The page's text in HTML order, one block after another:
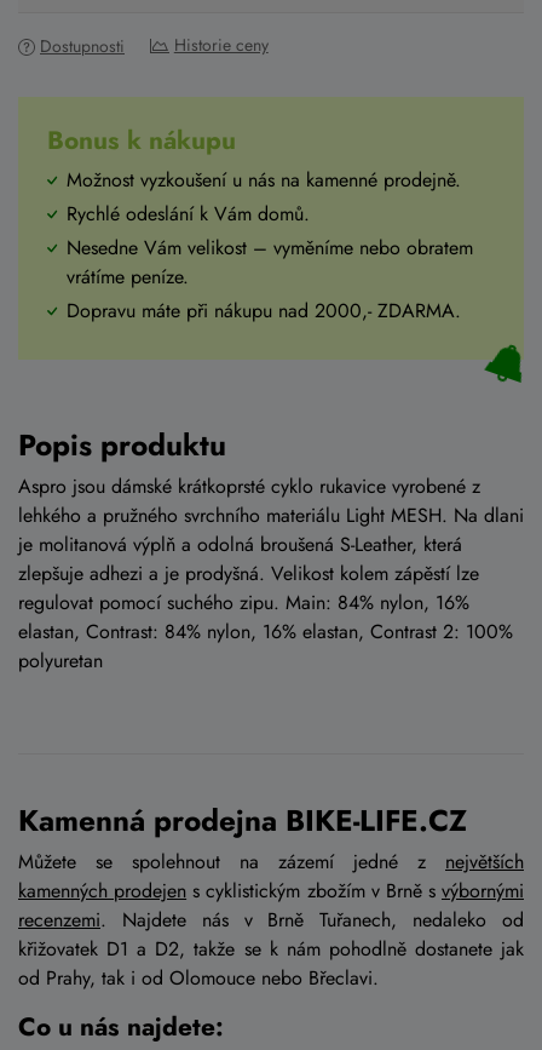
Dostupnosti Historie ceny
Bonus k nákupu
Možnost vyzkoušení u nás na kamenné prodejně.
Rychlé odeslání k Vám domů.
Nesedne Vám velikost – vyměníme nebo obratem
vrátíme peníze.
Dopravu máte při nákupu nad 2000,- ZDARMA.
Popis produktu
Aspro jsou dámské krátkoprsté cyklo rukavice vyrobené z
lehkého a pružného svrchního materiálu Light MESH. Na dlani
je molitanová výplň a odolná broušená S-Leather, která
zlepšuje adhezi a je prodyšná. Velikost kolem zápěstí lze
regulovat pomocí suchého zipu. Main: 84% nylon, 16%
elastan, Contrast: 84% nylon, 16% elastan, Contrast 2: 100%
polyuretan
Kamenná prodejna BIKE-LIFE.CZ
Můžete se spolehnout na zázemí jedné z největších
kamenných prodejen s cyklistickým zbožím v Brně s výbornými
recenzemi. Najdete nás v Brně Tuřanech, nedaleko od
křižovatek D1 a D2, takže se k nám pohodlně dostanete jak
od Prahy, tak i od Olomouce nebo Břeclavi.
Co u nás najdete: